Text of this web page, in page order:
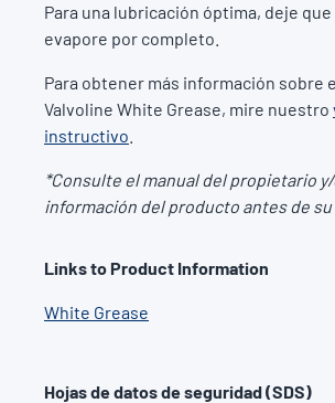
Para una lubricación óptima, deje
evapore por completo.
Para obtener más información sobre
Valvoline White Grease, mire nuestro
instructivo
*Consulte el manual del propietario
información del producto antes de su
Links to Product Information
White Grease
Hojas de datos de seguridad (SDS)